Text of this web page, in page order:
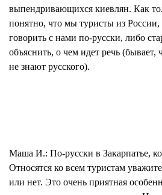
выпендривающихся киевлян. Как
понятно, что мы туристы из России,
говорить с нами по-русски, либо
объяснить, о чем идет речь (бывает,
не знают русского).
Маша И.: По-русски в Закарпатье,
Относятся ко всем туристам
или нет. Это очень приятная